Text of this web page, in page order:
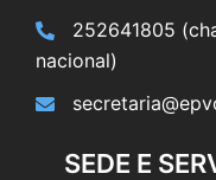
252641805
nacional)
SEDE E